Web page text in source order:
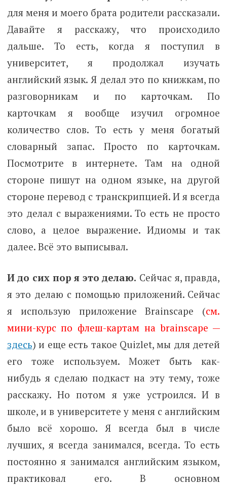
для меня и моего брата родители рассказали.
Давайте я расскажу, что происходило
дальше. То есть, когда я поступил в
университет, я продолжал изучать
английский язык. Я делал это по книжкам, по
разговорникам и по карточкам. По
карточкам я вообще изучил огромное
количество слов. То есть у меня богатый
словарный запас. Просто по карточкам.
Посмотрите в интернете. Там на одной
стороне пишут на одном языке, на другой
стороне перевод с транскрипцией. И я всегда
это делал с выражениями. То есть не просто
слово, а целое выражение. Идиомы и так
далее. Всё это выписывал.
И до сих пор я это делаю. Сейчас я, правда,
я это делаю с помощью приложений. Сейчас
я использую приложение Brainscape (см.
мини-курс по флеш-картам на brainscape —
здесь) и еще есть такое Quizlet, мы для детей
его тоже используем. Может быть как-
нибудь я сделаю подкаст на эту тему, тоже
расскажу. Но потом я уже устроился. И в
школе, и в университете у меня с английским
было всё хорошо. Я всегда был в числе
лучших, я всегда занимался, всегда. То есть
постоянно я занимался английским языком,
практиковал его. В основном